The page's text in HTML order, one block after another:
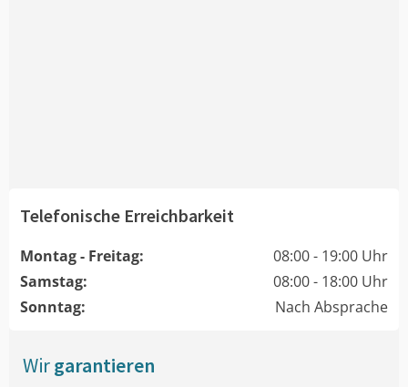
Telefonische Erreichbarkeit
Montag - Freitag:
08:00 - 19:00 Uhr
Samstag:
08:00 - 18:00 Uhr
Sonntag:
Nach Absprache
Wirgarantieren